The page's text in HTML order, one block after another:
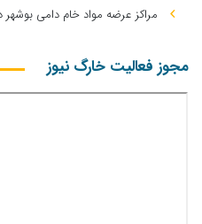
مراکز عرضه مواد خام دامی بوشهر
مجوز فعالیت خارگ نیوز